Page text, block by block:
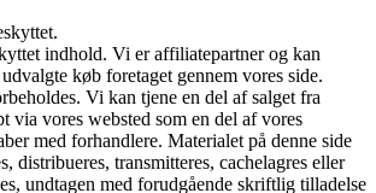
indhold. Vi er affiliatepartner og kan
køb foretaget gennem vores side.
Vi kan tjene en del af salget fra
via vores websted som en del af vores
med forhandlere. Materialet på denne side
distribueres, transmitteres, cachelagres eller
undtagen med forudgående skriftlig tilladelse